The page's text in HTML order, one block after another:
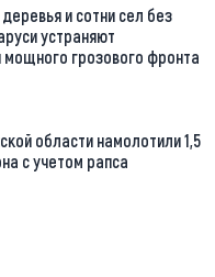
и сотни сел без
устраняют
мощного грозового фронта
области намолотили 1,5
с учетом рапса